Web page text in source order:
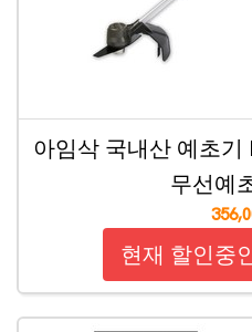
아임삭 국내산 예초기
무선예
현재 할인중